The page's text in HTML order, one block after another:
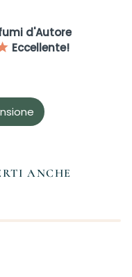
d'Autore
Eccellente!
ANCHE
prodotti alla tua lista
in precedenza.